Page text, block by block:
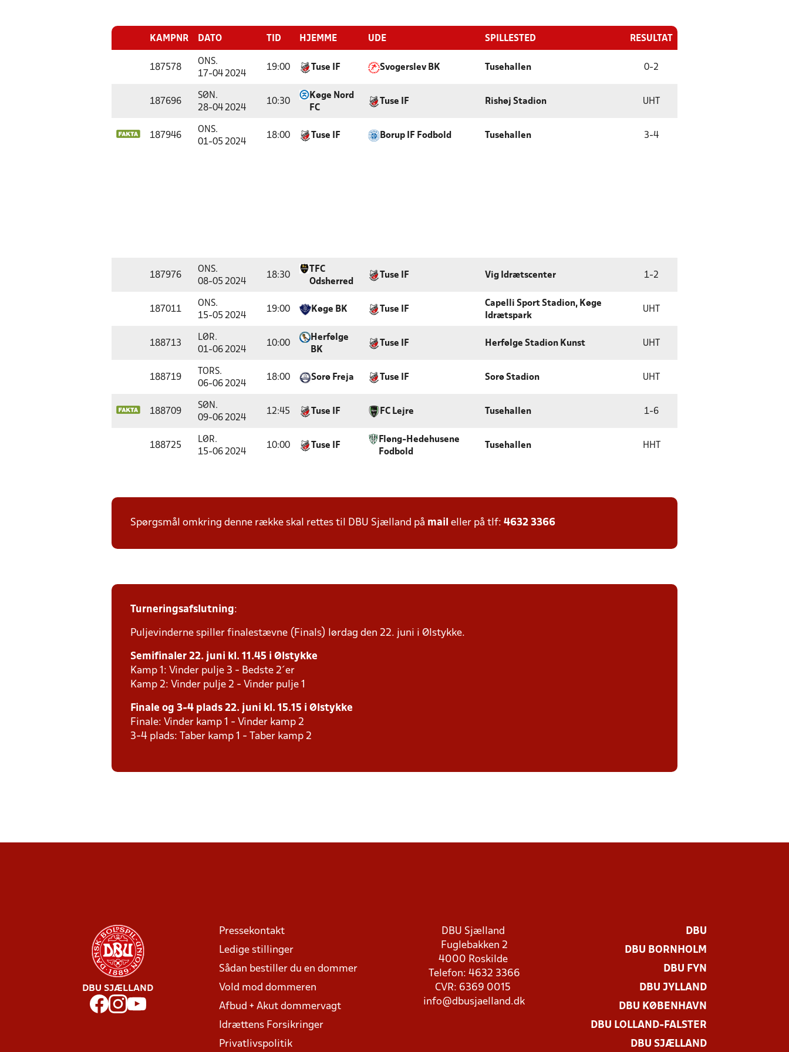
KAMPNR DATO TID HJEMME UDE SPILLESTED RESULTAT
187578
ONS.
17-04 2024
19:00 Tuse IF Svogerslev BK Tusehallen 0-2
187696
SØN.
28-04 2024
10:30
Køge Nord
FC
Tuse IF Rishøj Stadion UHT
187946
ONS.
01-05 2024
18:00 Tuse IF Borup IF Fodbold Tusehallen 3-4
187976
ONS.
08-05 2024
18:30
TFC
Odsherred
Tuse IF Vig Idrætscenter 1-2
187011
ONS.
15-05 2024
19:00 Køge BK Tuse IF
Capelli Sport Stadion, Køge
Idrætspark
UHT
188713
LØR.
01-06 2024
10:00
Herfølge
BK
Tuse IF Herfølge Stadion Kunst UHT
188719
TORS.
06-06 2024
18:00 Sorø Freja Tuse IF Sorø Stadion UHT
188709
SØN.
09-06 2024
12:45 Tuse IF FC Lejre Tusehallen 1-6
188725
LØR.
15-06 2024
10:00 Tuse IF
Fløng-Hedehusene
Fodbold
Tusehallen HHT
Spørgsmål omkring denne række skal rettes til DBU Sjælland på mail eller på tlf: 4632 3366
Turneringsafslutning:
Puljevinderne spiller finalestævne (Finals) lørdag den 22. juni i Ølstykke.
Semifinaler 22. juni kl. 11.45 i Ølstykke
Kamp 1: Vinder pulje 3 - Bedste 2´er
Kamp 2: Vinder pulje 2 - Vinder pulje 1
Finale og 3-4 plads 22. juni kl. 15.15 i Ølstykke
Finale: Vinder kamp 1 - Vinder kamp 2
3-4 plads: Taber kamp 1 - Taber kamp 2
DBU SJÆLLAND
Pressekontakt
Ledige stillinger
Sådan bestiller du en dommer
Vold mod dommeren
Afbud + Akut dommervagt
Idrættens Forsikringer
Privatlivspolitik
DBU Sjælland
Fuglebakken 2
4000 Roskilde
Telefon: 4632 3366
CVR: 6369 0015
info@dbusjaelland.dk
DBU
DBU BORNHOLM
DBU FYN
DBU JYLLAND
DBU KØBENHAVN
DBU LOLLAND-FALSTER
DBU SJÆLLAND